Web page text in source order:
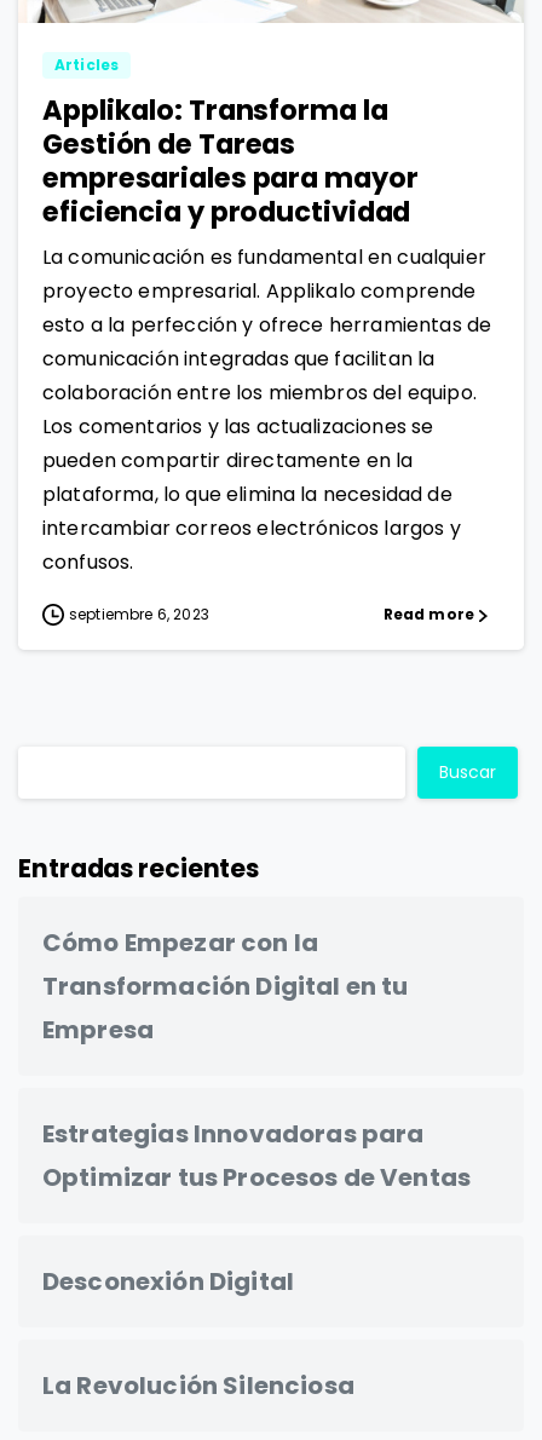
Articles
Applikalo: Transforma la
Gestión de Tareas
empresariales para mayor
eficiencia y productividad
La comunicación es fundamental en cualquier
proyecto empresarial. Applikalo comprende
esto a la perfección y ofrece herramientas de
comunicación integradas que facilitan la
colaboración entre los miembros del equipo.
Los comentarios y las actualizaciones se
pueden compartir directamente en la
plataforma, lo que elimina la necesidad de
intercambiar correos electrónicos largos y
confusos.
septiembre 6, 2023 Read more
Buscar
Entradas recientes
Cómo Empezar con la
Transformación Digital en tu
Empresa
Estrategias Innovadoras para
Optimizar tus Procesos de Ventas
Desconexión Digital
La Revolución Silenciosa